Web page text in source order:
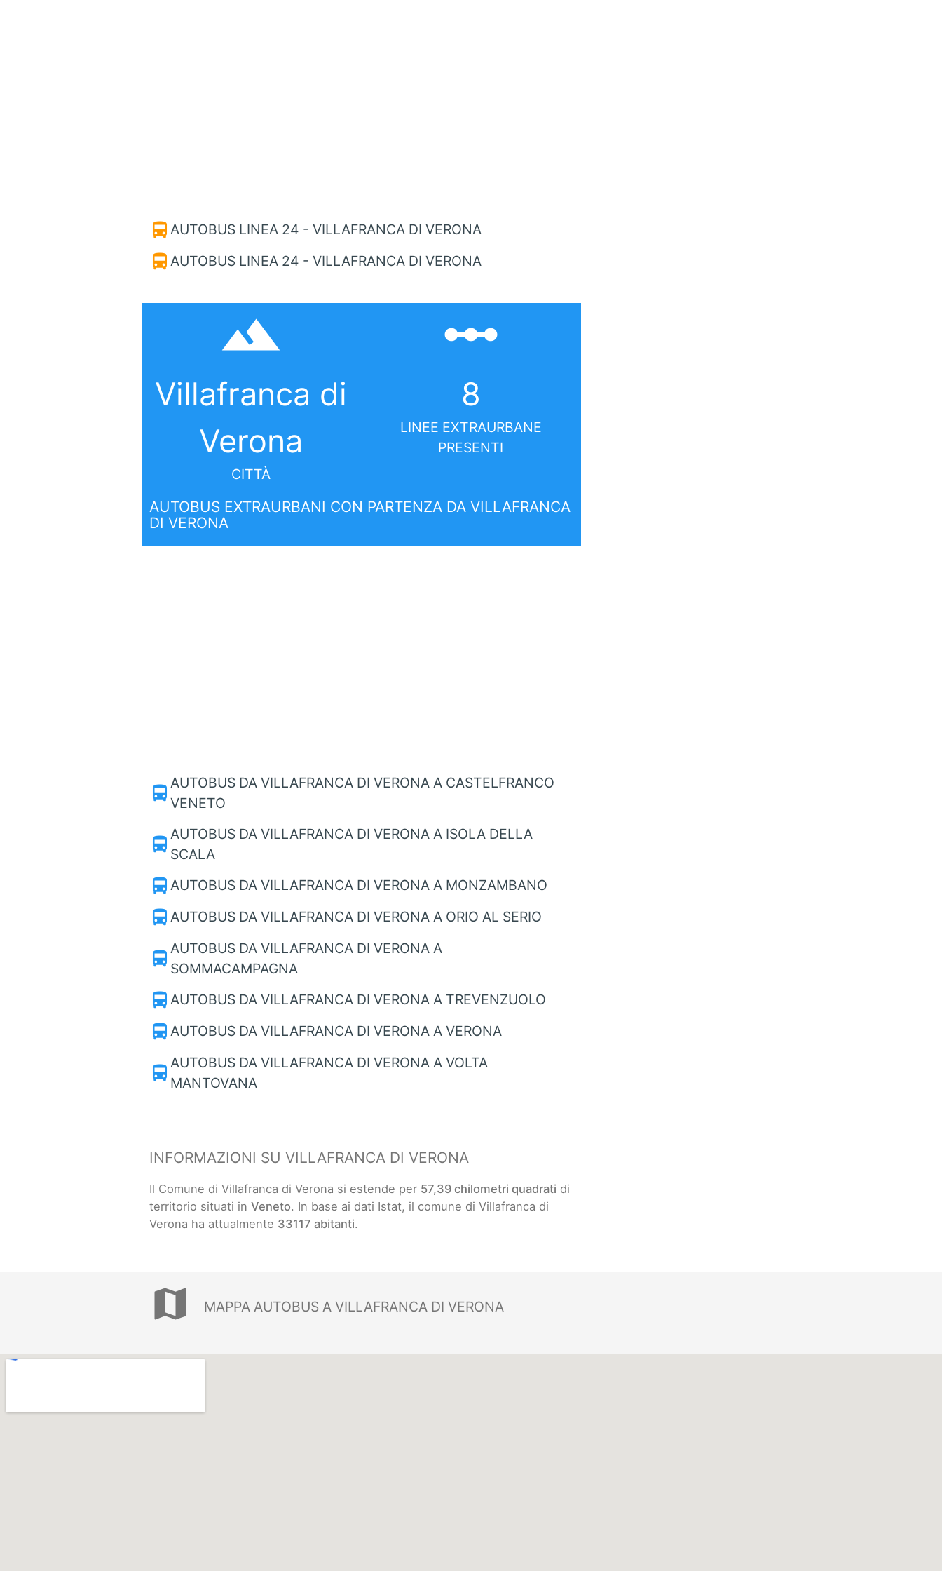
directions_bus AUTOBUS LINEA 24 - VILLAFRANCA DI VERONA
directions_bus AUTOBUS LINEA 24 - VILLAFRANCA DI VERONA
filter_hdr
Villafranca di
Verona
CITTÀ
linear_scale
8
LINEE EXTRAURBANE
PRESENTI
AUTOBUS EXTRAURBANI CON PARTENZA DA VILLAFRANCA
DI VERONA
directions_bus AUTOBUS DA VILLAFRANCA DI VERONA A CASTELFRANCO
VENETO
directions_bus AUTOBUS DA VILLAFRANCA DI VERONA A ISOLA DELLA
SCALA
directions_bus AUTOBUS DA VILLAFRANCA DI VERONA A MONZAMBANO
directions_bus AUTOBUS DA VILLAFRANCA DI VERONA A ORIO AL SERIO
directions_bus AUTOBUS DA VILLAFRANCA DI VERONA A
SOMMACAMPAGNA
directions_bus AUTOBUS DA VILLAFRANCA DI VERONA A TREVENZUOLO
directions_bus AUTOBUS DA VILLAFRANCA DI VERONA A VERONA
directions_bus AUTOBUS DA VILLAFRANCA DI VERONA A VOLTA
MANTOVANA
INFORMAZIONI SU VILLAFRANCA DI VERONA
Il Comune di Villafranca di Verona si estende per 57,39 chilometri quadrati di
territorio situati in Veneto. In base ai dati Istat, il comune di Villafranca di
Verona ha attualmente 33117 abitanti.
map MAPPA AUTOBUS A VILLAFRANCA DI VERONA